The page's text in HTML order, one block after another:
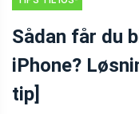
Sådan får du
iPhone?
tip]